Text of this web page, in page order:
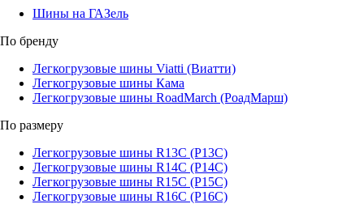
Шины на ГАЗель
По бренду
Легкогрузовые шины Viatti (Виатти)
Легкогрузовые шины Кама
Легкогрузовые шины RoadMarch (РоадМарш)
По размеру
Легкогрузовые шины R13C (Р13С)
Легкогрузовые шины R14C (Р14С)
Легкогрузовые шины R15C (Р15С)
Легкогрузовые шины R16C (Р16С)